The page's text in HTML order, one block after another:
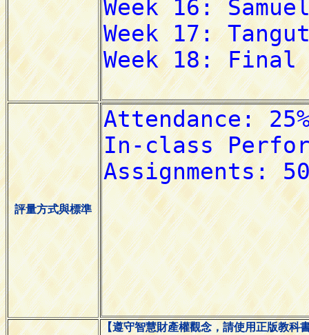
評量方式與標準
【遵守智慧財產權觀念，請使用正版教科